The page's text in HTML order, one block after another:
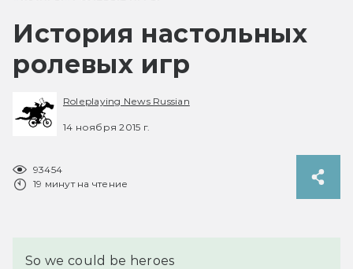
История настольных
ролевых игр
Roleplaying News Russian
14 ноября 2015 г.
93454
19 минут на чтение
So we could be heroes